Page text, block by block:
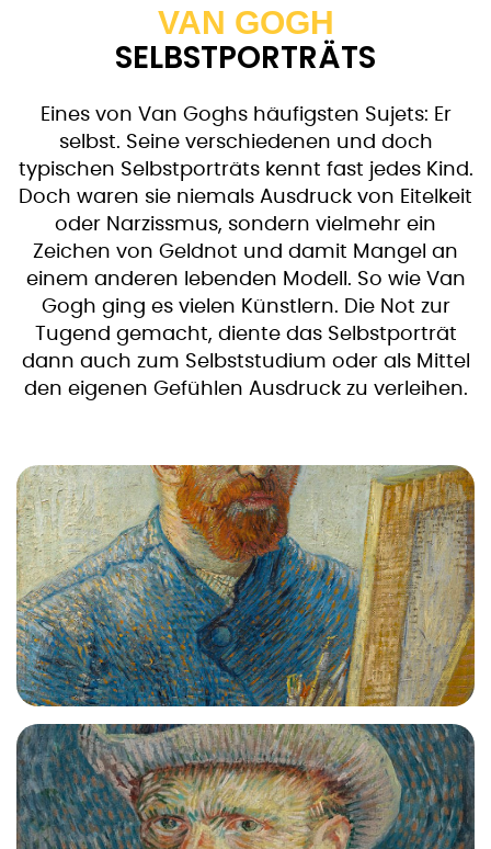
VAN GOGH
SELBSTPORTRÄTS
Eines von Van Goghs häufigsten Sujets: Er
selbst. Seine verschiedenen und doch
typischen Selbstporträts kennt fast jedes Kind.
Doch waren sie niemals Ausdruck von Eitelkeit
oder Narzissmus, sondern vielmehr ein
Zeichen von Geldnot und damit Mangel an
einem anderen lebenden Modell. So wie Van
Gogh ging es vielen Künstlern. Die Not zur
Tugend gemacht, diente das Selbstporträt
dann auch zum Selbststudium oder als Mittel
den eigenen Gefühlen Ausdruck zu verleihen.